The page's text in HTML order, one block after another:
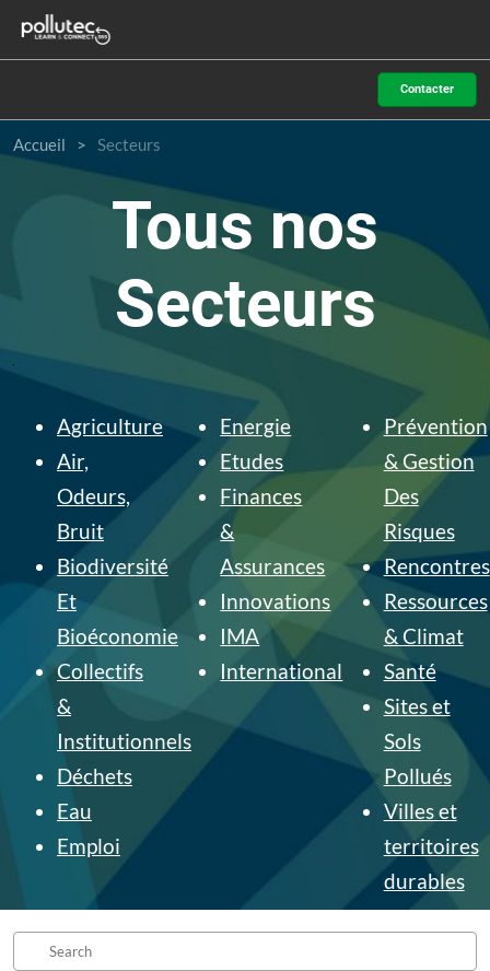
Accéder
au
contenu
Contacter
Accueil Secteurs
Tous nos
Secteurs
Agriculture
Air,
Odeurs,
Bruit
Biodiversité
Et
Bioéconomie
Collectifs
&
Institutionnels
Déchets
Eau
Emploi
Energie
Etudes
Finances
&
Assurances
Innovations
IMA
International
Prévention
& Gestion
Des
Risques
Rencontres
Ressources
& Climat
Santé
Sites et
Sols
Pollués
Villes et
territoires
durables